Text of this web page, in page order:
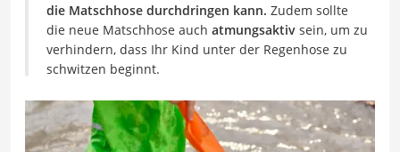
die Matschhose durchdringen kann. Zudem sollte
die neue Matschhose auch atmungsaktiv sein, um zu
verhindern, dass Ihr Kind unter der Regenhose zu
schwitzen beginnt.